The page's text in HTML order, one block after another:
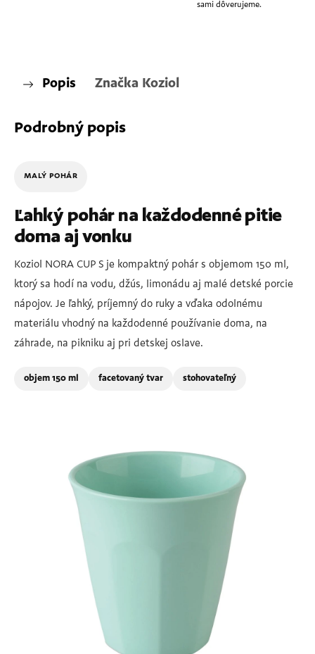
sami dôverujeme.
Popis Značka Koziol
Podrobný popis
MALÝ POHÁR
Ľahký pohár na každodenné pitie
doma aj vonku
Koziol NORA CUP S je kompaktný pohár s objemom 150 ml,
ktorý sa hodí na vodu, džús, limonádu aj malé detské porcie
nápojov. Je ľahký, príjemný do ruky a vďaka odolnému
materiálu vhodný na každodenné používanie doma, na
záhrade, na pikniku aj pri detskej oslave.
objem 150 ml facetovaný tvar stohovateľný